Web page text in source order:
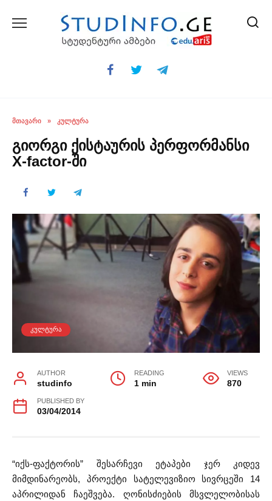
ᲛᲗᲐᲕᲐᲠᲘ » ᲙᲣᲚᲢᲣᲠᲐ
გიორგი ქისტაურის პერფორმანსი
X-factor-ში
ᲙᲣᲚᲢᲣᲠᲐ
AUTHOR
studinfo
READING
1 min
VIEWS
870
PUBLISHED BY
03/04/2014
“იქს-ფაქტორის” შესარჩევი ეტაპები ჯერ კიდევ
მიმდინარეობს, პროექტი სატელევიზიო სივრცეში 14
აპრილიდან ჩაეშვება. ღონისძიების მსვლელობისას